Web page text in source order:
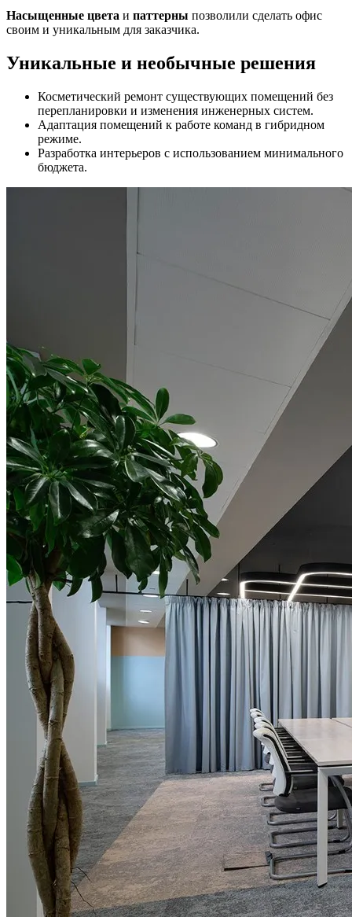
Насыщенные цвета и паттерны позволили сделать офис
своим и уникальным для заказчика.
Уникальные и необычные решения
Косметический ремонт существующих помещений без
перепланировки и изменения инженерных систем.
Адаптация помещений к работе команд в гибридном
режиме.
Разработка интерьеров с использованием минимального
бюджета.